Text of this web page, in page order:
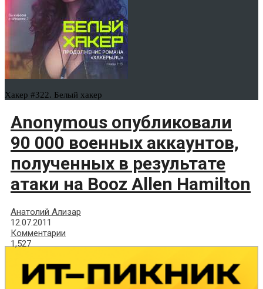
Хакер #322. Белый хакер
Anonymous опубликовали
90 000 военных аккаунтов,
полученных в результате
атаки на Booz Allen Hamilton
Анатолий Ализар
12.07.2011
Комментарии
1,527